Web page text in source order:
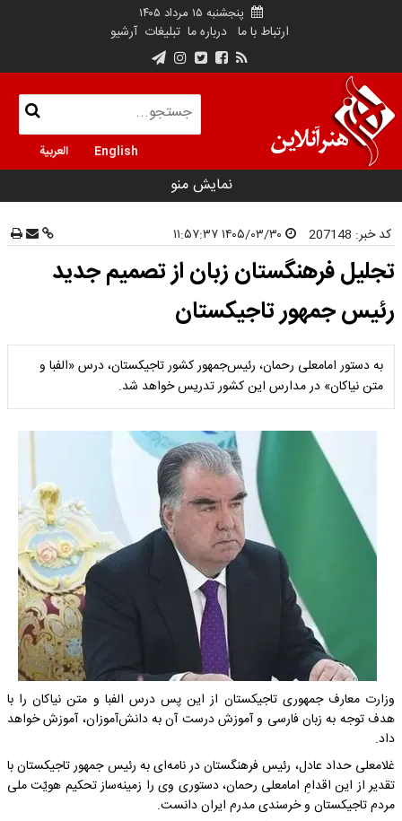
پنجشنبه ۱۵ مرداد ۱۴۰۵
ارتباط با ما درباره ما تبلیغات آرشیو
English العربية
نمایش منو
کد خبر: 207148
تجلیل فرهنگستان زبان از تصمیم جدید
رئیس جمهور تاجیکستان
به دستور امامعلی رحمان، رئیس‌جمهور کشور تاجیکستان، درس «الفبا و
متن نیاکان» در مدارس این کشور تدریس خواهد شد.
وزارت معارف جمهوری تاجیکستان از این پس درس الفبا و متن نیاکان را با
هدف توجه به زبان فارسی و آموزش درست آن به دانش‌آموزان، آموزش خواهد
داد.
غلامعلی حداد عادل، رئیس فرهنگستان در نامه‌ای به رئیس جمهور تاجیکستان با
تقدیر از این اقدامِ امامعلی رحمان، دستوری وی را زمینه‌ساز تحکیم هویّت ملی
مردم تاجیکستان و خرسندی مدرم ایران دانست.